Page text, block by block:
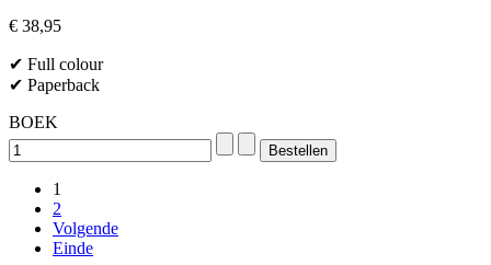
€ 38,95
✔ Full colour
✔ Paperback
BOEK
1
2
Volgende
Einde